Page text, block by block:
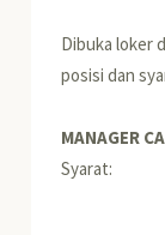
Dibuka loker
posisi dan
MANAGER
Syarat: